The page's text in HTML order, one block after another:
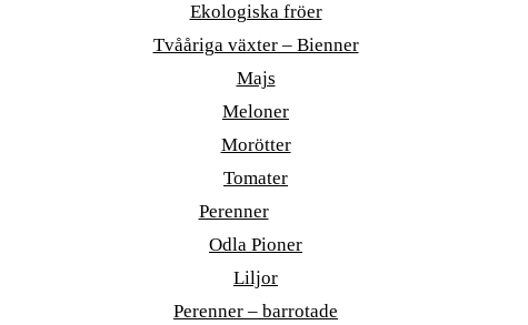
Ekologiska fröer
Tvååriga växter – Bienner
Majs
Meloner
Morötter
Tomater
Perenner
Odla Pioner
Liljor
Perenner – barrotade